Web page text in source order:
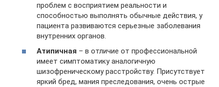
проблем с восприятием реальности и
способностью выполнять обычные действия, у
пациента развиваются серьезные заболевания
внутренних органов.
Атипичная – в отличие от профессиональной
имеет симптоматику аналогичную
шизофреническому расстройству. Присутствует
яркий бред, мания преследования, очень острые